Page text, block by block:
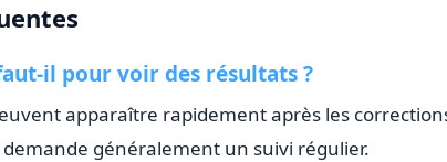
il pour voir des résultats ?
apparaître rapidement après les
généralement un suivi régulier.